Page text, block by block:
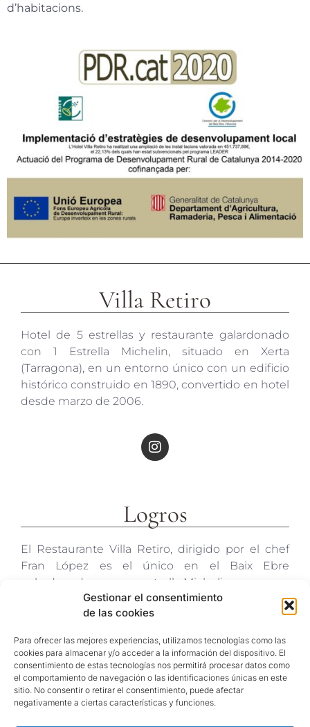
Gestionar el consentimiento
de las cookies
Para ofrecer las mejores experiencias, utilizamos tecnologías como las
cookies para almacenar y/o acceder a la información del dispositivo. El
consentimiento de estas tecnologías nos permitirá procesar datos como
el comportamiento de navegación o las identificaciones únicas en este
sitio. No consentir o retirar el consentimiento, puede afectar
negativamente a ciertas características y funciones.
d’habitacions.
Villa Retiro
Hotel de 5 estrellas y restaurante galardonado
con 1 Estrella Michelin, situado en Xerta
(Tarragona), en un entorno único con un edificio
histórico construido en 1890, convertido en hotel
desde marzo de 2006.
Logros
El Restaurante Villa Retiro, dirigido por el chef
Fran López es el único en el Baix Ebre
galardonado con una estrella Michelin.
Contacto
c/ Molins 2
43592 Xerta